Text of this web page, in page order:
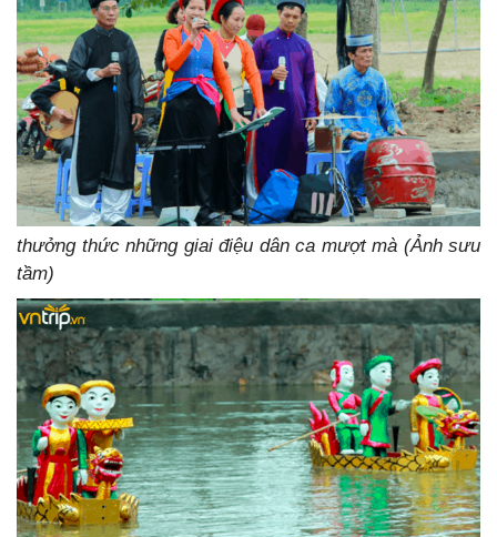
thưởng thức những giai điệu dân ca mượt mà (Ảnh sưu
tầm)